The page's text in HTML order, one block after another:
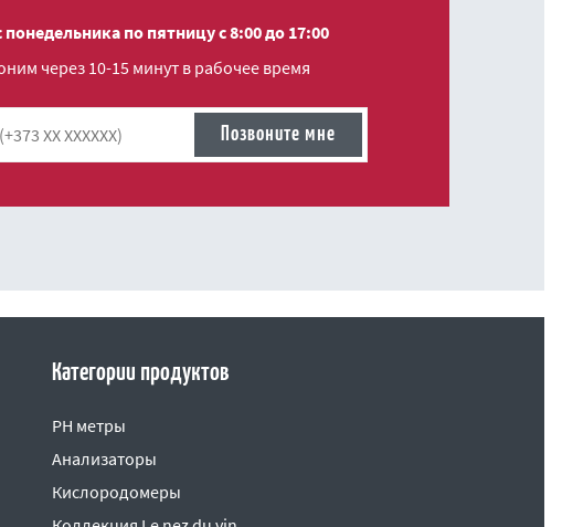
понедельника по пятницу с 8:00 до 17:00
через 10-15 минут в рабочее время
Категории продуктов
PH метры
Анализаторы
Кислородомеры